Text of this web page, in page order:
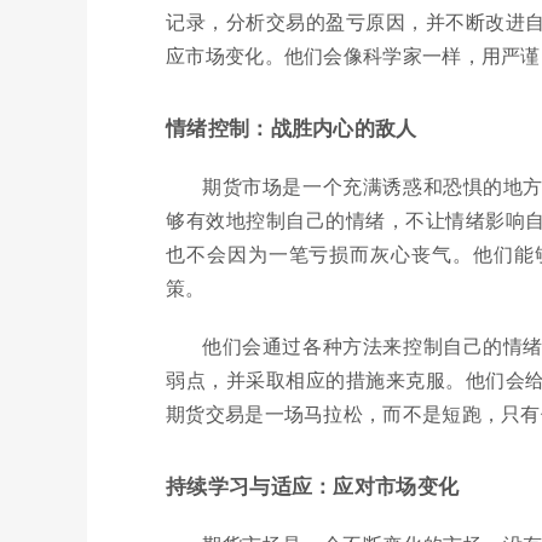
记录，分析交易的盈亏原因，并不断改进
应市场变化。他们会像科学家一样，用严
情绪控制：战胜内心的敌人
期货市场是一个充满诱惑和恐惧的地
够有效地控制自己的情绪，不让情绪影响
也不会因为一笔亏损而灰心丧气。他们
策。
他们会通过各种方法来控制自己的情
弱点，并采取相应的措施来克服。他们会
期货交易是一场马拉松，而不是短跑，只
持续学习与适应：应对市场变化